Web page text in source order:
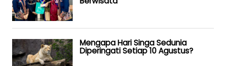
Mengapa Hari Singa Sedunia
Diperingati Setiap 10 Agustus?